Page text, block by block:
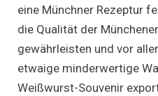
eine Münchner Rezeptur
die Qualität der
gewährleisten und vor
etwaige minderwertige
Weißwurst-Souvenir